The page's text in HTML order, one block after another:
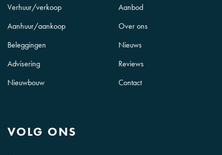
Verhuur/verkoop
Aanhuur/aankoop
Beleggingen
Advisering
Nieuwbouw
Aanbod
Over ons
Nieuws
Reviews
Contact
VOLG ONS